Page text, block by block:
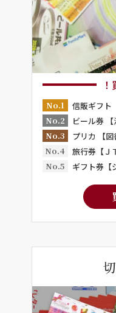
No.1
信販ギフト
No.2
ビール券 【
No.3
プリカ 【図
No.4
旅行券【Ｊ
No.5
ギフト券【